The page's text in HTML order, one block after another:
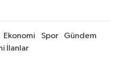
Ekonomi Spor
Gündem
İlanlar